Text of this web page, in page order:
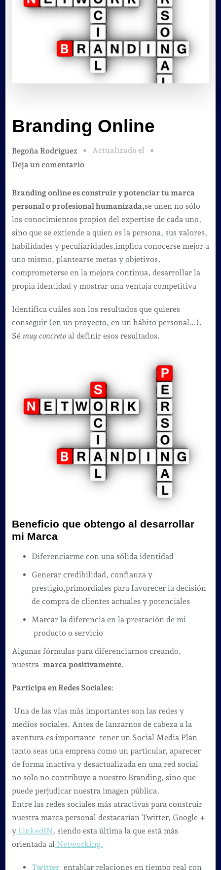
Branding Online
Begoña Rodríguez
Actualizado el
Deja un comentarioen
Online
Branding online es construir y potenciar tu marca
personal o profesional humanizada,se unen no sólo
los conocimientos propios del expertise de cada uno,
sino que se extiende a quien es la persona, sus valores,
habilidades y peculiaridades,implica conocerse mejor a
uno mismo, plantearse metas y objetivos,
comprometerse en la mejora continua, desarrollar la
propia identidad y mostrar una ventaja competitiva
Identifica cuáles son los resultados que quieres
conseguir (en un proyecto, en un hábito personal…).
Sé muy concretoal definir esos resultados.
Beneficio que obtengo al desarrollar
mi Marca
Diferenciarme con una sólida identidad
Generar credibilidad, confianza y
prestigio,primordiales para favorecer la decisión
de compra de clientes actuales y potenciales
Marcar la diferencia en la prestación de mi
producto o servicio
Algunas fórmulas para diferenciarnos creando,
nuestra marca positivamente.
Participa en Redes Sociales:
Una de las vías más importantes son las redes y
medios sociales. Antes de lanzarnos de cabeza a la
aventura es importante tener un Social Media Plan
tanto seas una empresa como un particular, aparecer
de forma inactiva y desactualizada en una red social
no solo no contribuye a nuestro Branding, sino que
puede perjudicar nuestra imagen pública.
Entre las redes sociales más atractivas para construir
nuestra marca personal destacarían Twitter, Google +
yLinkedIN, siendo esta última la que está más
orientada alNetworking.
Twitter entablar relaciones en tiempo real con